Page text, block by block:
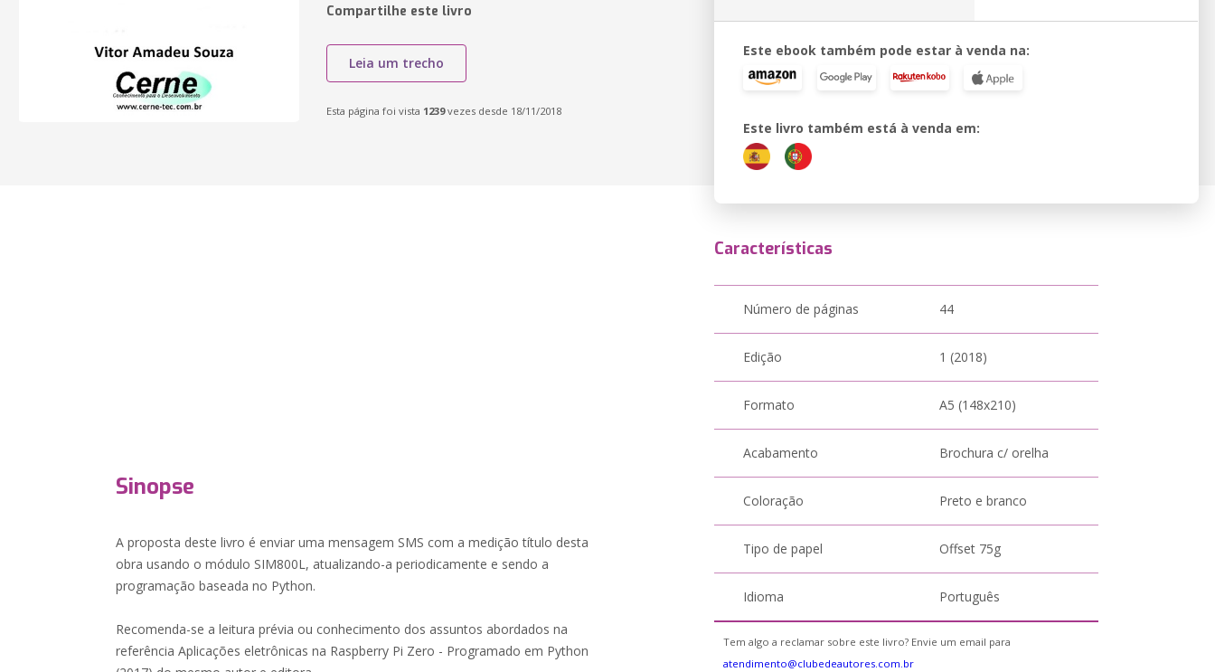
Compartilhe este livro
Leia um trecho
Esta página foi vista 1239vezes desde 18/11/2018
Este ebook também pode estar à venda na:
Este livro também está à venda em:
Sinopse
A proposta deste livro é enviar uma mensagem SMS com a medição título desta
obra usando o módulo SIM800L, atualizando-a periodicamente e sendo a
programação baseada no Python.
Recomenda-se a leitura prévia ou conhecimento dos assuntos abordados na
referência Aplicações eletrônicas na Raspberry Pi Zero - Programado em Python
Características
Número de páginas 44
Edição 1 (2018)
Formato A5 (148x210)
Acabamento Brochura c/ orelha
Coloração Preto e branco
Tipo de papel Offset 75g
Idioma Português
Tem algo a reclamar sobre este livro? Envie um email para
atendimento@clubedeautores.com.br